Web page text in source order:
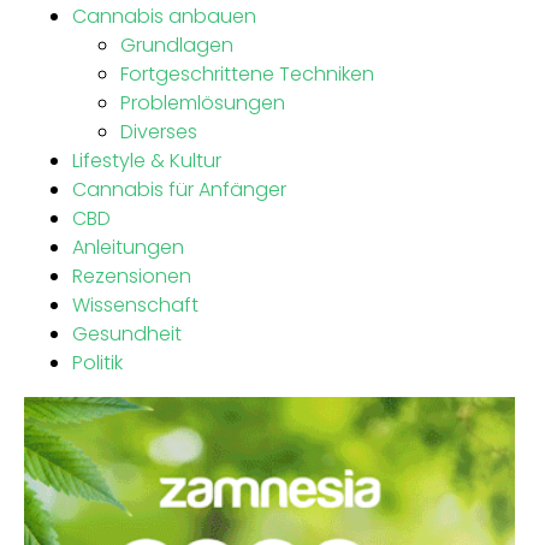
Cannabis anbauen
Grundlagen
Fortgeschrittene Techniken
Problemlösungen
Diverses
Lifestyle & Kultur
Cannabis für Anfänger
CBD
Anleitungen
Rezensionen
Wissenschaft
Gesundheit
Politik